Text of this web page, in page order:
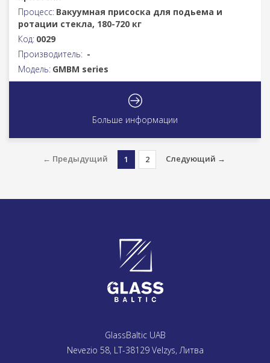
Процесс: Bакуумная присоска для подьема и
ротации стекла, 180-720 кг
Код: 0029
Производитель: -
Модель: GMBM series
Больше информации
← Предыдущий 1 2 Следующий →
GlassBaltic UAB
Nevezio 58, LT-38129 Velzys, Литва